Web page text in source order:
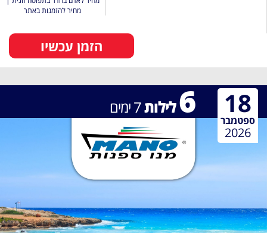
מחיר להזמנות באתר
הזמן עכשיו
6לילות7ימים 18
ספטמבר
2026